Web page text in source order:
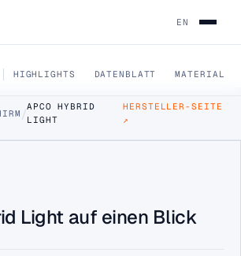
EN
HIGHLIGHTS DATENBLATT MATERIAL
Hybrid Light
/APCO HYBRID
LIGHT
HERSTELLER-SEITE
↗
Light auf einen Blick